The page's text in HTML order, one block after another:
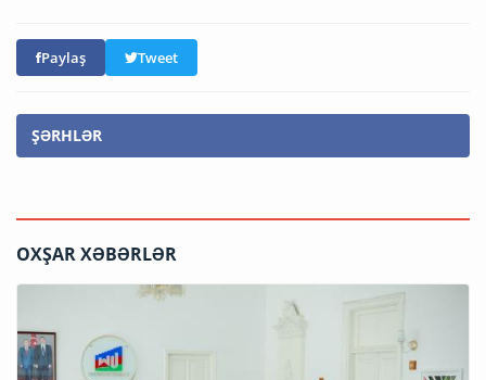
Paylaş Tweet
ŞƏRHLƏR
OXŞAR XƏBƏRLƏR